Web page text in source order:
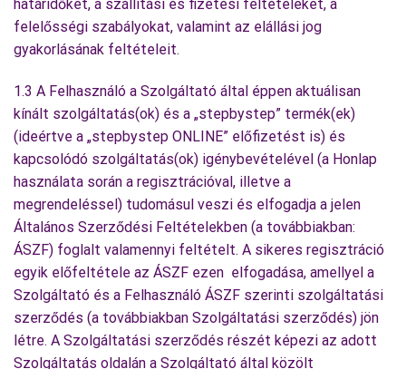
határidőket, a szállítási és fizetési feltételeket, a
felelősségi szabályokat, valamint az elállási jog
gyakorlásának feltételeit.
1.3 A Felhasználó a Szolgáltató által éppen aktuálisan
kínált szolgáltatás(ok) és a „stepbystep” termék(ek)
(ideértve a „stepbystep ONLINE” előfizetést is) és
kapcsolódó szolgáltatás(ok) igénybevételével (a Honlap
használata során a regisztrációval, illetve a
megrendeléssel) tudomásul veszi és elfogadja a jelen
Általános Szerződési Feltételekben (a továbbiakban:
ÁSZF) foglalt valamennyi feltételt. A sikeres regisztráció
egyik előfeltétele az ÁSZF ezen elfogadása, amellyel a
Szolgáltató és a Felhasználó ÁSZF szerinti szolgáltatási
szerződés (a továbbiakban Szolgáltatási szerződés) jön
létre. A Szolgáltatási szerződés részét képezi az adott
Szolgáltatás oldalán a Szolgáltató által közölt